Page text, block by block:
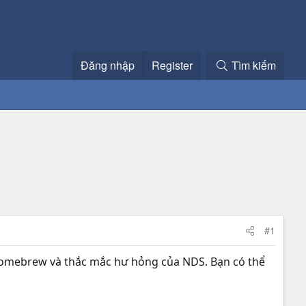
Đăng nhập Register Tìm kiếm
#1
và thắc mắc hư hỏng của NDS. Bạn có thể